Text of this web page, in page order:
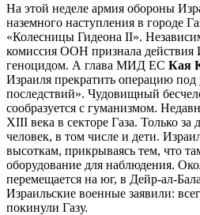
На этой неделе армия обороны
наземного наступления в городе
«Колесницы Гидеона II».
комиссия ООН признала действия
геноцидом. А глава МИД ЕС Кая
Израиля прекратить операцию под
последствий». Чудовищный
сообразуется с гуманизмом.
XIII века в секторе Газа. Только за
человек, в том числе и дети.
высоткам, прикрываясь тем, что
оборудование для наблюдения.
перемещается на юг, в Дейр-ал-
Израильские военные заявили:
покинули Газу.